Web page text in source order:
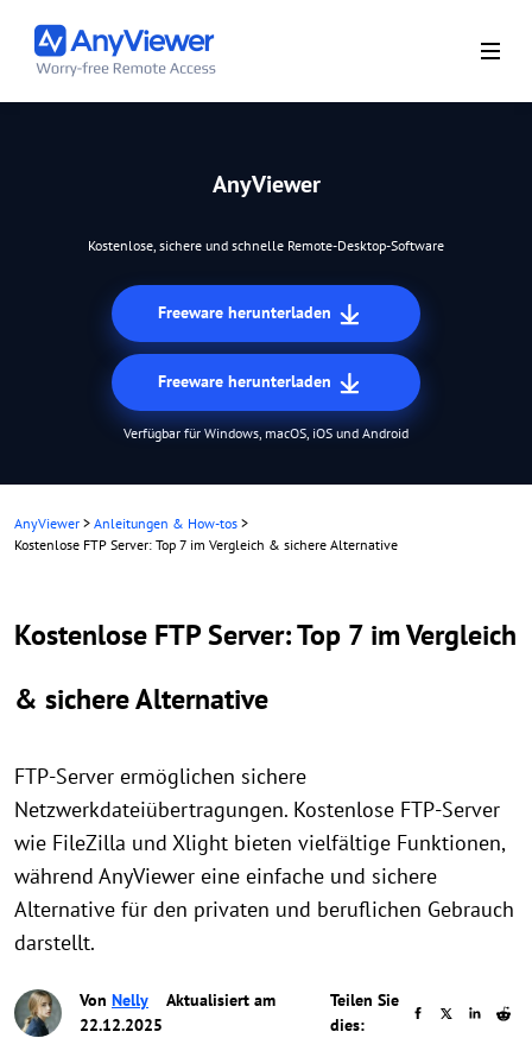
AnyViewer
Kostenlose, sichere und schnelle Remote-Desktop-Software
Freeware herunterladen
Freeware herunterladen
Verfügbar für Windows, macOS, iOS und Android
AnyViewer > Anleitungen & How-tos >
Kostenlose FTP Server: Top 7 im Vergleich & sichere Alternative
Kostenlose FTP Server: Top 7 im Vergleich
& sichere Alternative
FTP-Server ermöglichen sichere
Netzwerkdateiübertragungen. Kostenlose FTP-Server
wie FileZilla und Xlight bieten vielfältige Funktionen,
während AnyViewer eine einfache und sichere
Alternative für den privaten und beruflichen Gebrauch
darstellt.
Von Nelly
Aktualisiert am
22.12.2025
Teilen Sie
dies: